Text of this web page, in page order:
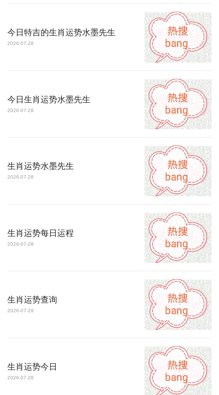
今日特吉的生肖运势水墨先生
2026-07-28
今日生肖运势水墨先生
2026-07-28
生肖运势水墨先生
2026-07-28
生肖运势每日运程
2026-07-28
生肖运势查询
2026-07-28
生肖运势今日
2026-07-28